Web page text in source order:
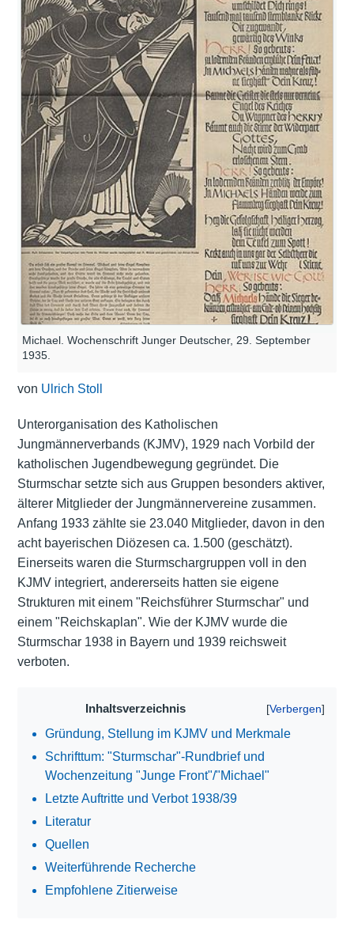
Michael. Wochenschrift Junger Deutscher, 29. September
1935.
von Ulrich Stoll
Unterorganisation des Katholischen
Jungmännerverbands (KJMV), 1929 nach Vorbild der
katholischen Jugendbewegung gegründet. Die
Sturmschar setzte sich aus Gruppen besonders aktiver,
älterer Mitglieder der Jungmännervereine zusammen.
Anfang 1933 zählte sie 23.040 Mitglieder, davon in den
acht bayerischen Diözesen ca. 1.500 (geschätzt).
Einerseits waren die Sturmschargruppen voll in den
KJMV integriert, andererseits hatten sie eigene
Strukturen mit einem "Reichsführer Sturmschar" und
einem "Reichskaplan". Wie der KJMV wurde die
Sturmschar 1938 in Bayern und 1939 reichsweit
verboten.
Inhaltsverzeichnis
Gründung, Stellung im KJMV und Merkmale
Schrifttum: "Sturmschar"-Rundbrief und
Wochenzeitung "Junge Front"/"Michael"
Letzte Auftritte und Verbot 1938/39
Literatur
Quellen
Weiterführende Recherche
Empfohlene Zitierweise